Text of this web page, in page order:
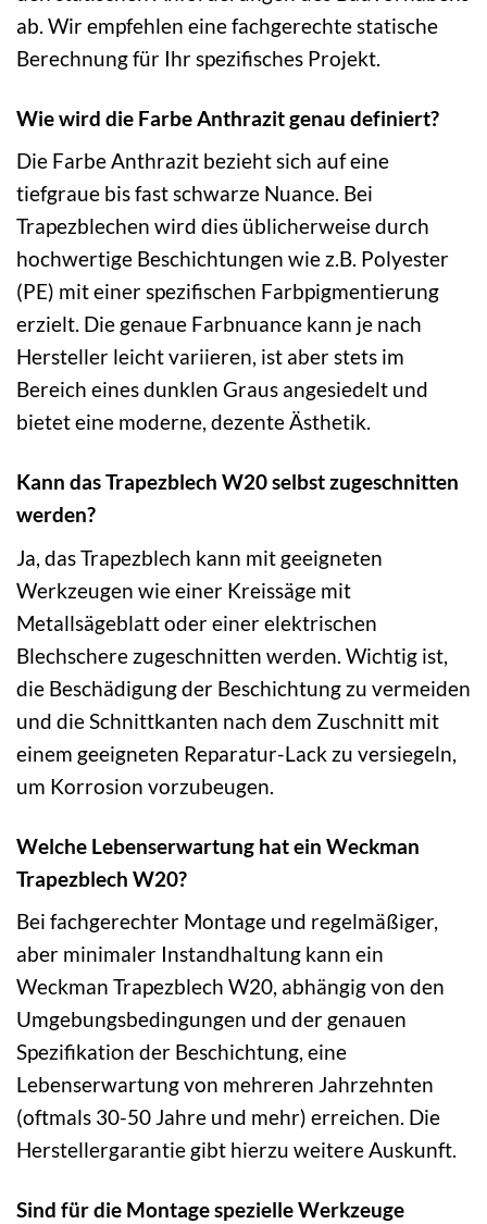
ab. Wir empfehlen eine fachgerechte statische
Berechnung für Ihr spezifisches Projekt.
Wie wird die Farbe Anthrazit genau definiert?
Die Farbe Anthrazit bezieht sich auf eine
tiefgraue bis fast schwarze Nuance. Bei
Trapezblechen wird dies üblicherweise durch
hochwertige Beschichtungen wie z.B. Polyester
(PE) mit einer spezifischen Farbpigmentierung
erzielt. Die genaue Farbnuance kann je nach
Hersteller leicht variieren, ist aber stets im
Bereich eines dunklen Graus angesiedelt und
bietet eine moderne, dezente Ästhetik.
Kann das Trapezblech W20 selbst zugeschnitten
werden?
Ja, das Trapezblech kann mit geeigneten
Werkzeugen wie einer Kreissäge mit
Metallsägeblatt oder einer elektrischen
Blechschere zugeschnitten werden. Wichtig ist,
die Beschädigung der Beschichtung zu vermeiden
und die Schnittkanten nach dem Zuschnitt mit
einem geeigneten Reparatur-Lack zu versiegeln,
um Korrosion vorzubeugen.
Welche Lebenserwartung hat ein Weckman
Trapezblech W20?
Bei fachgerechter Montage und regelmäßiger,
aber minimaler Instandhaltung kann ein
Weckman Trapezblech W20, abhängig von den
Umgebungsbedingungen und der genauen
Spezifikation der Beschichtung, eine
Lebenserwartung von mehreren Jahrzehnten
(oftmals 30-50 Jahre und mehr) erreichen. Die
Herstellergarantie gibt hierzu weitere Auskunft.
Sind für die Montage spezielle Werkzeuge